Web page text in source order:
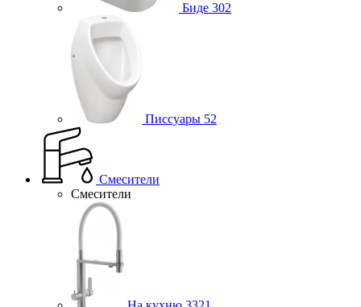
Биде 302
Писсуары 52
Смесители
Смесители